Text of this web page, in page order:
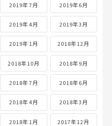
2019年7月 2019年6月
2019年4月 2019年3月
2019年1月 2018年12月
2018年10月 2018年9月
2018年7月 2018年6月
2018年4月 2018年3月
2018年1月 2017年12月